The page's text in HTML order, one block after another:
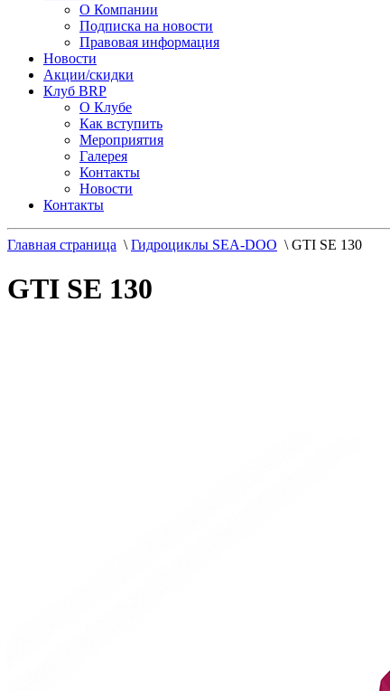
О Компании
Подписка на новости
Правовая информация
Новости
Акции/скидки
Клуб BRP
О Клубе
Как вступить
Мероприятия
Галерея
Контакты
Новости
Контакты
Главная страница \ Гидроциклы SEA-DOO \ GTI SE 130
GTI SE 130